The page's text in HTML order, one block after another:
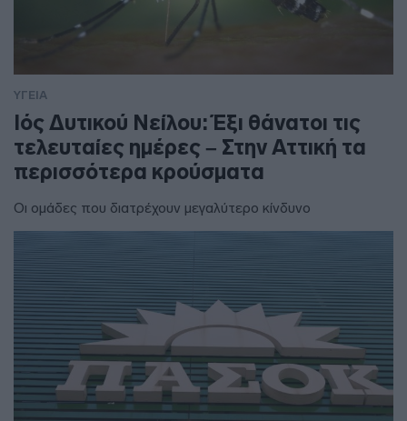
ΥΓΕΙΑ
Ιός Δυτικού Νείλου: Έξι θάνατοι τις
τελευταίες ημέρες – Στην Αττική τα
περισσότερα κρούσματα
Οι ομάδες που διατρέχουν μεγαλύτερο κίνδυνο